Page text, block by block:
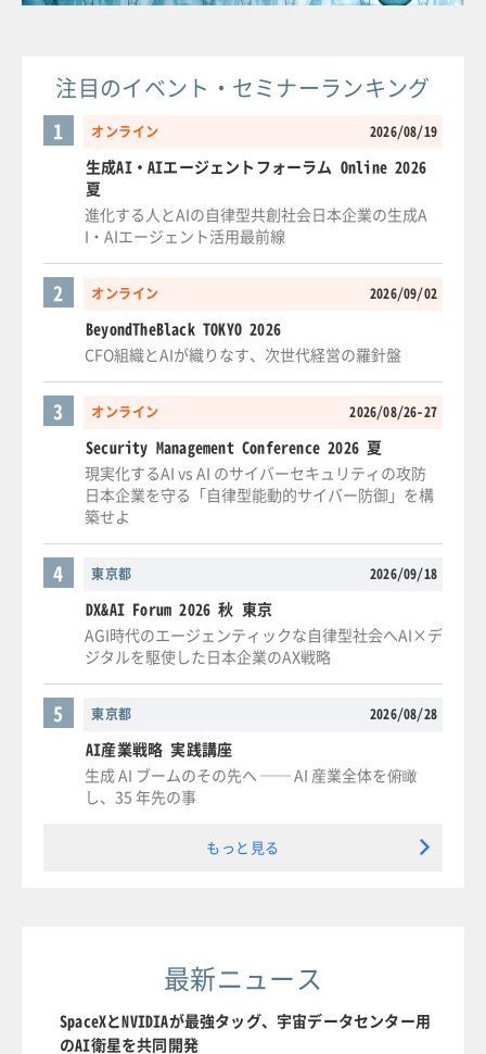
注目のイベント・セミナーランキング
オンライン 2026/08/19
1
生成AI・AIエージェントフォーラム Online 2026
夏
進化する人とAIの自律型共創社会日本企業の生成A
I・AIエージェント活用最前線
オンライン 2026/09/02
2
BeyondTheBlack TOKYO 2026
CFO組織とAIが織りなす、次世代経営の羅針盤
オンライン 2026/08/26-27
3
Security Management Conference 2026 夏
現実化するAI vs AI のサイバーセキュリティの攻防
日本企業を守る「自律型能動的サイバー防御」を構
築せよ
東京都 2026/09/18
4
DX&AI Forum 2026 秋 東京
AGI時代のエージェンティックな自律型社会へAI×デ
ジタルを駆使した日本企業のAX戦略
東京都 2026/08/28
5
AI産業戦略 実践講座
生成 AI ブームのその先へ ── AI 産業全体を俯瞰
し、35 年先の事
もっと見る
最新ニュース
SpaceXとNVIDIAが最強タッグ、宇宙データセンター用
のAI衛星を共同開発